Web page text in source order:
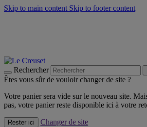
Skip to main content Skip to footer content
Rechercher
Êtes vous sûr de vouloir changer de site ?
Votre panier sera vide sur le nouveau site.
pas, votre panier reste disponible ici à votre
Rester ici
Changer de site